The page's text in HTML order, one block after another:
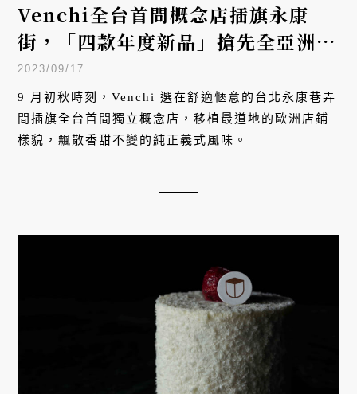
Venchi全台首間概念店插旗永康
街，「四款年度新品」搶先全亞洲獨
家登場！
2023/09/17
9 月初秋時刻，Venchi 選在舒適愜意的台北永康巷弄
間插旗全台首間獨立概念店，移植最道地的歐洲店鋪
樣貌，飄散香甜不變的純正義式風味。